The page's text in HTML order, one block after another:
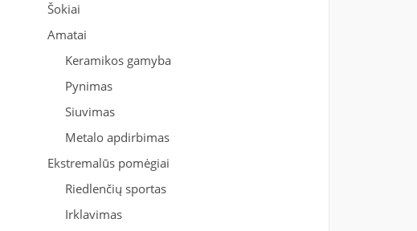
Šokiai
Amatai
Keramikos gamyba
Pynimas
Siuvimas
Metalo apdirbimas
Ekstremalūs pomėgiai
Riedlenčių sportas
Irklavimas